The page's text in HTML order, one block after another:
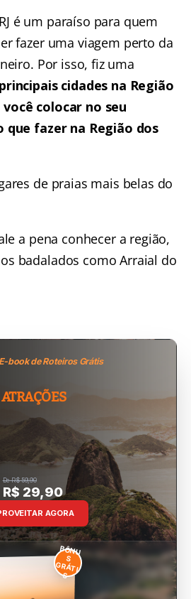
é um paraíso para quem
fazer uma viagem perto da
Por isso, fiz uma
cidades na Região
você colocar no seu
que fazer na Região dos
de praias mais belas do
a pena conhecer a região,
badalados comoArraial do
book de Roteiros Grátis
De R$ 59,90
R$ 29,90
AGORA
BÔNU
S
GRÁTI
S